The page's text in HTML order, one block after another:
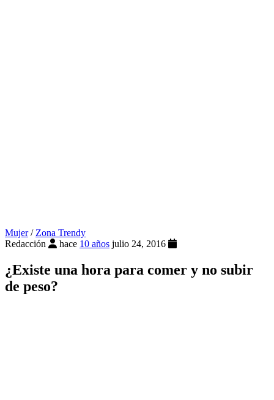
Mujer/Zona Trendy
Redacción
hace 10 años julio 24, 2016
¿Existe una hora para comer y no subir
de peso?